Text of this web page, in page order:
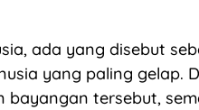
ada yang disebut
yang paling gelap.
bayangan tersebut,